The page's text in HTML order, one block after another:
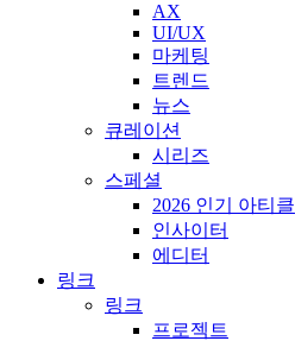
AX
UI/UX
마케팅
트렌드
뉴스
큐레이션
시리즈
스페셜
2026 인기 아티클
인사이터
에디터
링크
링크
프로젝트